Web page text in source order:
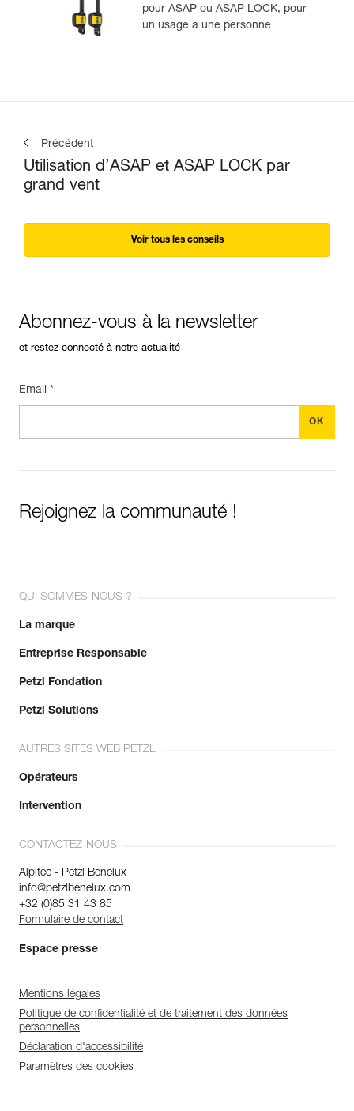
pour ASAP ou ASAP LOCK, pour
un usage à une personne
Précédent
Utilisation d’ASAP et ASAP LOCK par
grand vent
Voir tous les conseils
Abonnez-vous à la newsletter
et restez connecté à notre actualité
Email *
Rejoignez la communauté !
QUI SOMMES-NOUS ?
La marque
Entreprise Responsable
Petzl Fondation
Petzl Solutions
AUTRES SITES WEB PETZL
Opérateurs
Intervention
CONTACTEZ-NOUS
Alpitec - Petzl Benelux
info@petzlbenelux.com
+32 (0)85 31 43 85
Formulaire de contact
Espace presse
Mentions légales
Politique de confidentialité et de traitement des données
personnelles
Déclaration d'accessibilité
Paramètres des cookies